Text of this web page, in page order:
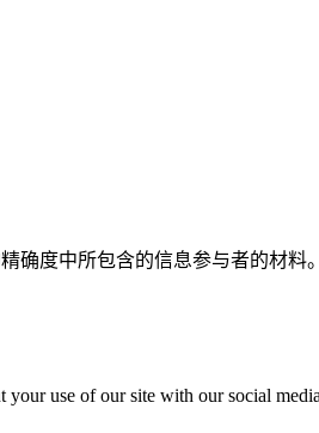
确度中所包含的信息参与者的材料。
your use of our site with our social